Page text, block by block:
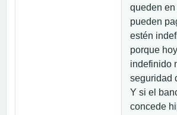
queden
pueden
estén
porque
indefinido
seguridad
Y si el
concede